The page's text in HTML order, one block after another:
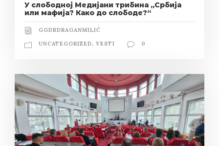
У слободној Медијани трибина „Србија
или мафија? Како до слободе?“
GGDRDRAGANMILIĆ
UNCATEGORIZED, VESTI 0